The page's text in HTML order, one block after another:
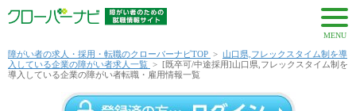
MENU
障がい者の求人・採用・転職のクローバーナビTOP > 山口県,フレックスタイム制を導
入している企業の障がい者求人一覧 > [既卒可/中途採用]山口県,フレックスタイム制を
導入している企業の障がい者転職・雇用情報一覧